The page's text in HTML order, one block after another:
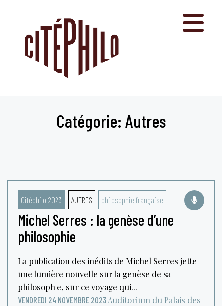
Catégorie: Autres
Citéphilo 2023 AUTRES philosophie française
Michel Serres : la genèse d’une
philosophie
La publication des inédits de Michel Serres jette
une lumière nouvelle sur la genèse de sa
philosophie, sur ce voyage qui...
VENDREDI 24 NOVEMBRE 2023 Auditorium du Palais des